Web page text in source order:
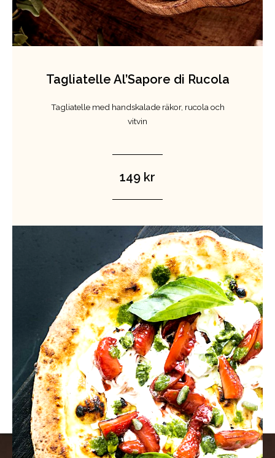
Tagliatelle Al’Sapore di Rucola
Tagliatelle med handskalade räkor, rucola och
vitvin
149 kr